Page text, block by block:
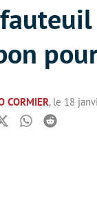
CORMIER, le 18
TwitterWhatsapp
Reddit